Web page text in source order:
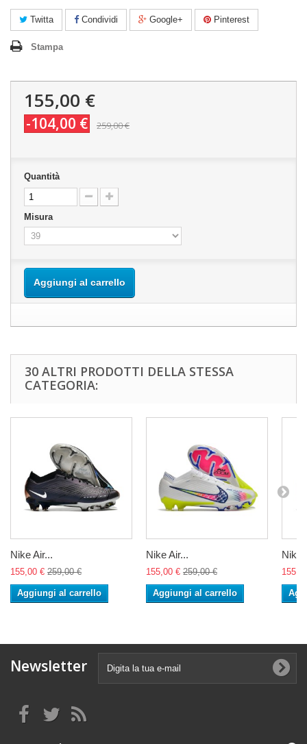
Twitta Condividi Google+ Pinterest
Stampa
155,00 €
-104,00 € 259,00 €
Quantità
Misura
Aggiungi al carrello
30 ALTRI PRODOTTI DELLA STESSA
CATEGORIA:
Nike Air...
155,00 € 259,00 €
Aggiungi al carrello
Nike Air...
155,00 € 259,00 €
Aggiungi al carrello
Nike
Newsletter